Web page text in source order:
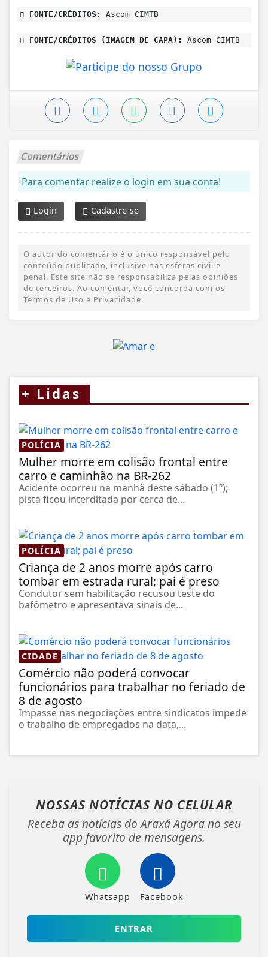
FONTE/CRÉDITOS: Ascom CIMTB
FONTE/CRÉDITOS (IMAGEM DE CAPA): Ascom CIMTB
Comentários
Para comentar realize o login em sua conta!
Login Cadastre-se
O autor do comentário é o único responsável pelo
conteúdo publicado, inclusive nas esferas civil e
penal. Este site não se responsabiliza pelas opiniões
de terceiros. Ao comentar, você concorda com os
Termos de Uso e Privacidade.
+ Lidas
POLÍCIA
Mulher morre em colisão frontal entre
carro e caminhão na BR-262
Acidente ocorreu na manhã deste sábado (1º);
pista ficou interditada por cerca de...
POLÍCIA
Criança de 2 anos morre após carro
tombar em estrada rural; pai é preso
Condutor sem habilitação recusou teste do
bafômetro e apresentava sinais de...
CIDADE
Comércio não poderá convocar
funcionários para trabalhar no feriado de
8 de agosto
Impasse nas negociações entre sindicatos impede
o trabalho de empregados na data,...
NOSSAS NOTÍCIAS NO CELULAR
Receba as notícias do Araxá Agora no seu
app favorito de mensagens.
Whatsapp Facebook
ENTRAR